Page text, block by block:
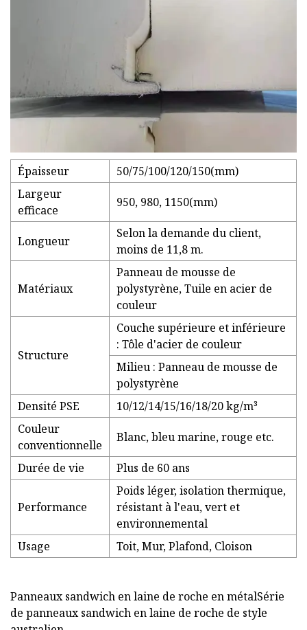
Épaisseur
50/75/100/120/150(mm)
Largeur
efficace
950, 980, 1150(mm)
Longueur
Selon la demande du client,
moins de 11,8 m.
Matériaux
Panneau de mousse de
polystyrène, Tuile en acier de
couleur
Structure
Couche supérieure et inférieure
: Tôle d'acier de couleur
Milieu : Panneau de mousse de
polystyrène
Densité PSE
10/12/14/15/16/18/20 kg/m³
Couleur
conventionnelle
Blanc, bleu marine, rouge etc.
Durée de vie Plus de 60 ans
Performance
Poids léger, isolation thermique,
résistant à l'eau, vert et
environnemental
Usage
Toit, Mur, Plafond, Cloison
Panneaux sandwich en laine de roche en métalSérie
de panneaux sandwich en laine de roche de style